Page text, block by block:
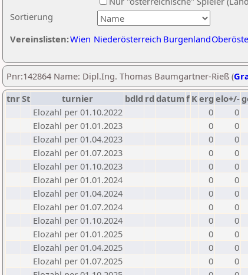
Sortierung
Vereinslisten:Wien Niederösterreich Burgenland
Pnr:142864 Name: Dipl.Ing. Thomas Baumgartner-Rieß (
tnrSt turnier bdld rd datumf Kerg elo+/-
Elozahl per 01.10.2022
0
0
Elozahl per 01.01.2023
0
0
Elozahl per 01.04.2023
0
0
Elozahl per 01.07.2023
0
0
Elozahl per 01.10.2023
0
0
Elozahl per 01.01.2024
0
0
Elozahl per 01.04.2024
0
0
Elozahl per 01.07.2024
0
0
Elozahl per 01.10.2024
0
0
Elozahl per 01.01.2025
0
0
Elozahl per 01.04.2025
0
0
Elozahl per 01.07.2025
0
0